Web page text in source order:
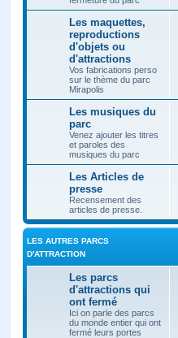
Les maquettes,
reproductions
d'objets ou
d'attractions
Vos fabrications perso
sur le thème du parc
Mirapolis
Les musiques du
parc
Venez ajouter les titres
et paroles des
musiques du parc
Les Articles de
presse
Recensement des
articles de presse.
LES AUTRES PARCS
D'ATTRACTION
Les parcs
d'attractions qui
ont fermé
Ici on parle des parcs
du monde entier qui ont
fermé leurs portes